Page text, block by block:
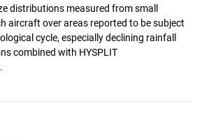
distributions measured from small
aircraft over areas reported to be subject
cycle, especially declining rainfall
combined with HYSPLIT